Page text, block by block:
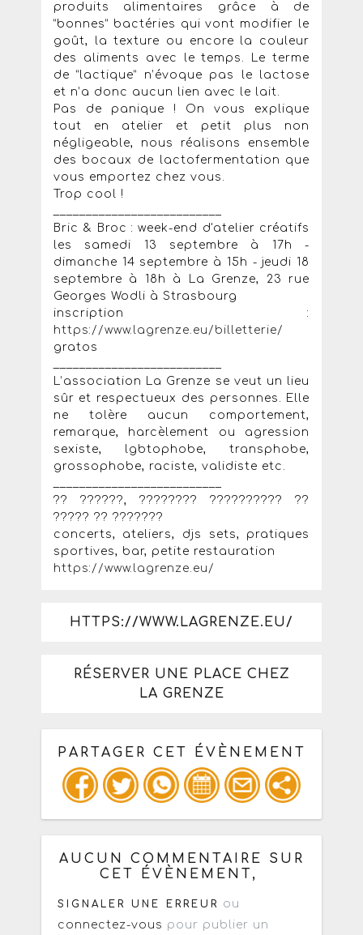
produits alimentaires grâce à de
“bonnes” bactéries qui vont modifier le
goût, la texture ou encore la couleur
des aliments avec le temps. Le terme
de “lactique” n’évoque pas le lactose
et n’a donc aucun lien avec le lait.
Pas de panique ! On vous explique
tout en atelier et petit plus non
négligeable, nous réalisons ensemble
des bocaux de lactofermentation que
vous emportez chez vous.
Trop cool !
Bric & Broc : week-end d'atelier créatifs
les samedi 13 septembre à 17h -
dimanche 14 septembre à 15h - jeudi 18
septembre à 18h à La Grenze, 23 rue
Georges Wodli à Strasbourg
inscription :
https://www.lagrenze.eu/billetterie/
gratos
L’association La Grenze se veut un lieu
sûr et respectueux des personnes. Elle
ne tolère aucun comportement,
remarque, harcèlement ou agression
sexiste, lgbtophobe, transphobe,
grossophobe, raciste, validiste etc.
?? ??????, ???????? ?????????? ??
????? ?? ???????
concerts, ateliers, djs sets, pratiques
sportives, bar, petite restauration
https://www.lagrenze.eu/
HTTPS://WWW.LAGRENZE.EU/
RÉSERVER UNE PLACE CHEZ
LA GRENZE
PARTAGER CET ÉVÈNEMENT
Copiez les infos ci-dessous pour un
: mail / forum / réseau social
AUCUN COMMENTAIRE SUR
CET ÉVÈNEMENT,
SIGNALER UNE ERREUR ou
connectez-vous pour publier un